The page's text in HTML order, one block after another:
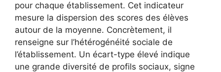
pour chaque établissement. Cet indicateur
mesure la dispersion des scores des élèves
autour de la moyenne. Concrètement, il
renseigne sur l’hétérogénéité sociale de
l’établissement. Un écart-type élevé indique
une grande diversité de profils sociaux, signe